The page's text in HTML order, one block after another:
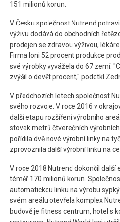
151 milionů korun.
V Česku společnost Nutrend
výživu dodává do obchodních
prodejen se zdravou výživou,
Firma loni 52 procent produkce
své výrobky vyvážela do 67 zemí.
zvýšil o devět procent," podotkl
V předchozích letech společnost
svého rozvoje. V roce 2016 v
další etapu rozšíření výrobního
stovek metrů čtverečních
pořídila dvě nové výrobní linky na
zprovoznila další výrobní linku na
V roce 2018 Nutrend dokončil další
téměř 170 milionů korun.
automatickou linku na výrobu
svém areálu otevřela komplex
budově je fitness centrum, hotel s